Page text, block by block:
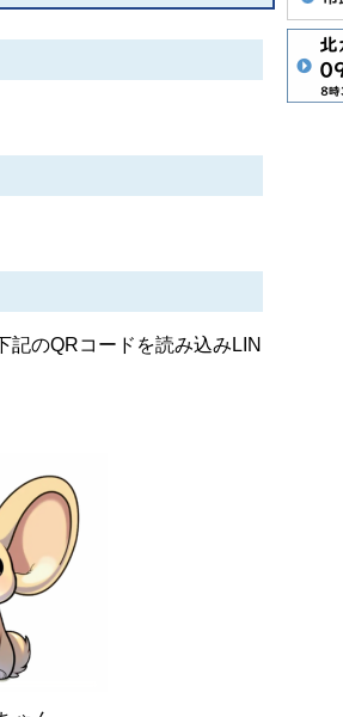
記のQRコードを読み込みLIN